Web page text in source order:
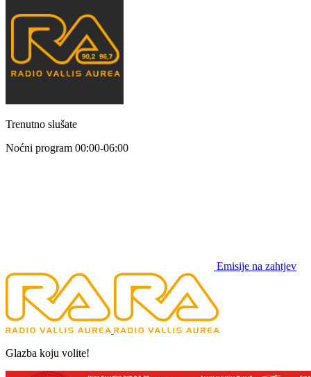
Trenutno slušate
Noćni program 00:00-06:00
Emisije na zahtjev
Glazba koju volite!